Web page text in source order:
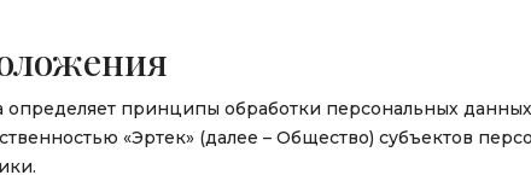
определяет принципы обработки персональных
«Эртек» (далее – Общество) субъектов